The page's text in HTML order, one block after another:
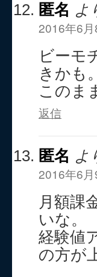
匿名 よ
2016年6
ビーモ
きかも。
このま
返信
匿名 よ
2016年6
月額課
いな。
経験値
の方が